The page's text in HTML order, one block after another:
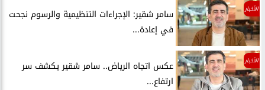
الأخبار
سامر شقير: الإجراءات التنظيمية والرسوم نجحت
في إعادة...
الأخبار
عكس اتجاه الرياض.. سامر شقير يكشف سر
ارتفاع...